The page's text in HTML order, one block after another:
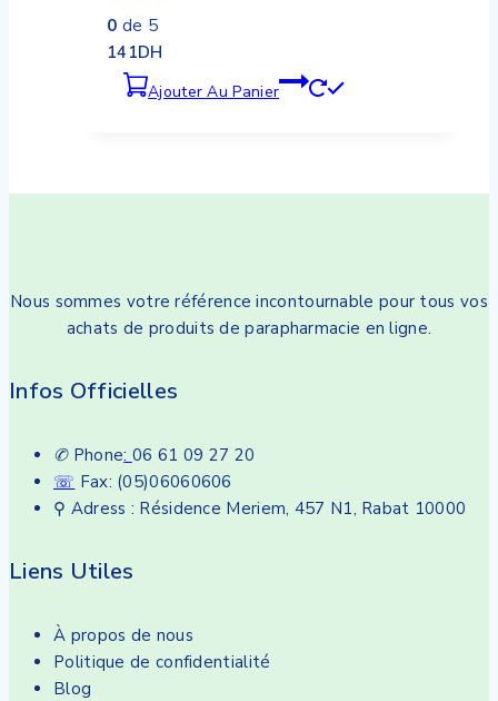
0 de 5
141DH
Ajouter Au Panier
Nous sommes votre référence incontournable pour tous vos
achats de produits de parapharmacie en ligne.
Infos Officielles
✆Phone: 06 61 09 27 20
☏ Fax: (05)06060606
⚲ Adress : Résidence Meriem, 457 N1, Rabat 10000
Liens Utiles
À propos de nous
Politique de confidentialité
Blog